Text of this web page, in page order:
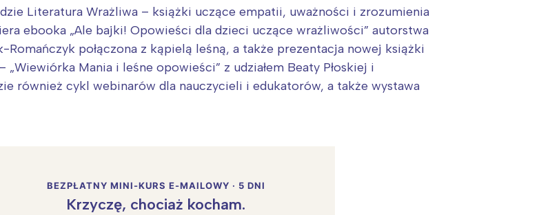
Literatura Wrażliwa – książki uczące empatii, uważności i zrozumienia
ebooka „Ale bajki! Opowieści dla dzieci uczące wrażliwości” autorstwa
Romańczyk połączona z kąpielą leśną, a także prezentacja nowej książki
Mania i leśne opowieści” z udziałem Beaty Płoskiej i
również cykl webinarów dla nauczycieli i edukatorów, a także wystawa
BEZPŁATNY MINI-KURS E-MAILOWY · 5 DNI
Krzyczę, chociaż kocham.